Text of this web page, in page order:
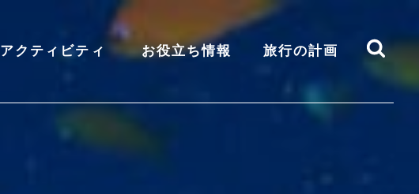
アクティビティ お役立ち情報 旅行の計画